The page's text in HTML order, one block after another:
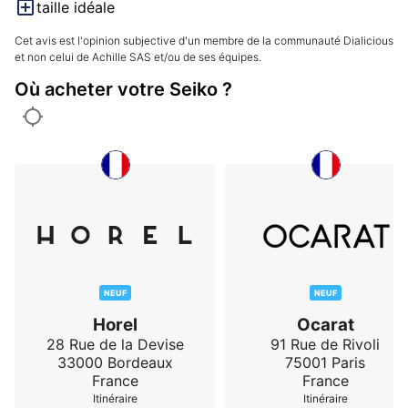
taille idéale
Cet avis est l'opinion subjective d'un membre de la communauté Dialicious
et non celui de Achille SAS et/ou de ses équipes.
Où acheter votre Seiko ?
NEUF
Horel
28 Rue de la Devise
33000 Bordeaux
France
Itinéraire
NEUF
Ocarat
91 Rue de Rivoli
75001 Paris
France
Itinéraire